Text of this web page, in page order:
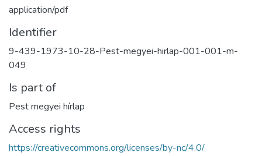
application/pdf
Identifier
9-439-1973-10-28-Pest-megyei-hirlap-001-001-m-
049
Is part of
Pest megyei hírlap
Access rights
https://creativecommons.org/licenses/by-nc/4.0/